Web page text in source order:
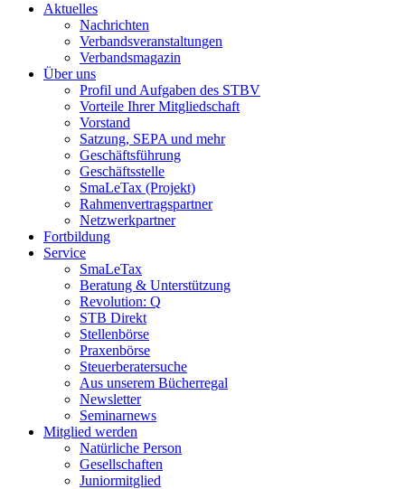
Aktuelles
Nachrichten
Verbandsveranstaltungen
Verbandsmagazin
Über uns
Profil und Aufgaben des STBV
Vorteile Ihrer Mitgliedschaft
Vorstand
Satzung, SEPA und mehr
Geschäftsführung
Geschäftsstelle
SmaLeTax (Projekt)
Rahmenvertragspartner
Netzwerkpartner
Fortbildung
Service
SmaLeTax
Beratung & Unterstützung
Revolution: Q
STB Direkt
Stellenbörse
Praxenbörse
Steuerberatersuche
Aus unserem Bücherregal
Newsletter
Seminarnews
Mitglied werden
Natürliche Person
Gesellschaften
Juniormitglied